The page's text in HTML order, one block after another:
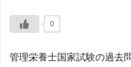
0
管理栄養士国家試験の過去